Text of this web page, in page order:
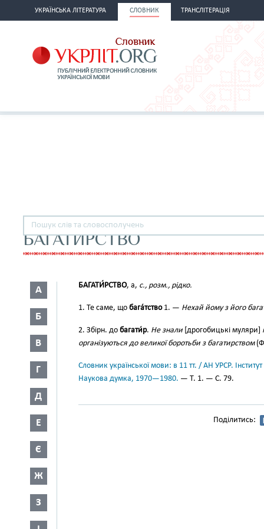
УКРАЇНСЬКА ЛІТЕРАТУРА СЛОВНИК ТРАНСЛІТЕРАЦІЯ
БАГАТИРСТВО
А
Б
В
Г
Д
Е
Є
Ж
З
БАГАТИ́РСТВО, а, с., розм., рідко.
1. Те саме, що бага́тство1. — Нехай йому з його
2. Збірн. до багати́р. Не знали [дрогобицькі муляри]
організуються до великої боротьби з багатирством
Словник української мови: в 11 тт. / АН УРСР.
Наукова думка, 1970—1980. — Т. 1. — С. 79.
Поділитись: